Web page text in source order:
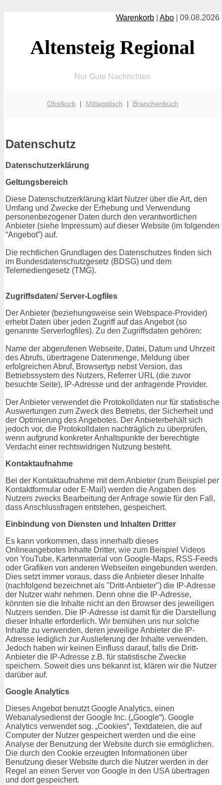
Warenkorb Abo | 09.08.2026
Altensteig Regional
Nur Gute Nachrichten
Obstkorb | Mittagstisch | Branchenbuch
Datenschutz
Datenschutzerklärung
Geltungsbereich
Diese Datenschutzerklärung klärt Nutzer über die Art, den
Umfang und Zwecke der Erhebung und Verwendung
personenbezogener Daten durch den verantwortlichen
Anbieter (siehe Impressum) auf dieser Website (im folgenden
“Angebot”) auf.
Die rechtlichen Grundlagen des Datenschutzes finden sich
im Bundesdatenschutzgesetz (BDSG) und dem
Telemediengesetz (TMG).
Zugriffsdaten/ Server-Logfiles
Der Anbieter (beziehungsweise sein Webspace-Provider)
erhebt Daten über jeden Zugriff auf das Angebot (so
genannte Serverlogfiles). Zu den Zugriffsdaten gehören:
Name der abgerufenen Webseite, Datei, Datum und Uhrzeit
des Abrufs, übertragene Datenmenge, Meldung über
erfolgreichen Abruf, Browsertyp nebst Version, das
Betriebssystem des Nutzers, Referrer URL (die zuvor
besuchte Seite), IP-Adresse und der anfragende Provider.
Der Anbieter verwendet die Protokolldaten nur für statistische
Auswertungen zum Zweck des Betriebs, der Sicherheit und
der Optimierung des Angebotes. Der Anbieterbehält sich
jedoch vor, die Protokolldaten nachträglich zu überprüfen,
wenn aufgrund konkreter Anhaltspunkte der berechtigte
Verdacht einer rechtswidrigen Nutzung besteht.
Kontaktaufnahme
Bei der Kontaktaufnahme mit dem Anbieter (zum Beispiel per
Kontaktformular oder E-Mail) werden die Angaben des
Nutzers zwecks Bearbeitung der Anfrage sowie für den Fall,
dass Anschlussfragen entstehen, gespeichert.
Einbindung von Diensten und Inhalten Dritter
Es kann vorkommen, dass innerhalb dieses
Onlineangebotes Inhalte Dritter, wie zum Beispiel Videos
von YouTube, Kartenmaterial von Google-Maps, RSS-Feeds
oder Grafiken von anderen Webseiten eingebunden werden.
Dies setzt immer voraus, dass die Anbieter dieser Inhalte
(nachfolgend bezeichnet als "Dritt-Anbieter") die IP-Adresse
der Nutzer wahr nehmen. Denn ohne die IP-Adresse,
könnten sie die Inhalte nicht an den Browser des jeweiligen
Nutzers senden. Die IP-Adresse ist damit für die Darstellung
dieser Inhalte erforderlich. Wir bemühen uns nur solche
Inhalte zu verwenden, deren jeweilige Anbieter die IP-
Adresse lediglich zur Auslieferung der Inhalte verwenden.
Jedoch haben wir keinen Einfluss darauf, falls die Dritt-
Anbieter die IP-Adresse z.B. für statistische Zwecke
speichern. Soweit dies uns bekannt ist, klären wir die Nutzer
darüber auf.
Google Analytics
Dieses Angebot benutzt Google Analytics, einen
Webanalysedienst der Google Inc. („Google“). Google
Analytics verwendet sog. „Cookies“, Textdateien, die auf
Computer der Nutzer gespeichert werden und die eine
Analyse der Benutzung der Website durch sie ermöglichen.
Die durch den Cookie erzeugten Informationen über
Benutzung dieser Website durch die Nutzer werden in der
Regel an einen Server von Google in den USA übertragen
und dort gespeichert.